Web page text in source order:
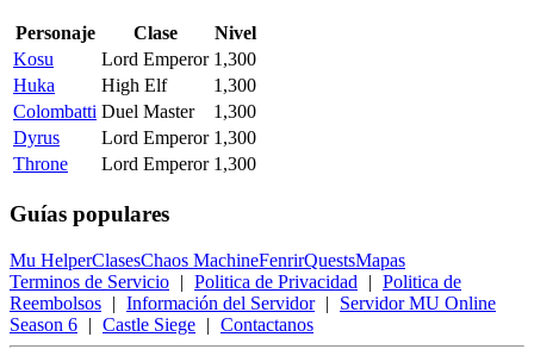
Personaje Clase
Nivel
Kosu
Lord Emperor 1,300
Huka
High Elf
1,300
Colombatti Duel Master
1,300
Dyrus
Lord Emperor 1,300
Throne
Lord Emperor 1,300
Guías populares
Mu HelperClasesChaos MachineFenrirQuestsMapas
Terminos de Servicio | Politica de Privacidad | Politica de
Reembolsos | Información del Servidor |
Servidor MU Online
Season 6 | Castle Siege | Contactanos